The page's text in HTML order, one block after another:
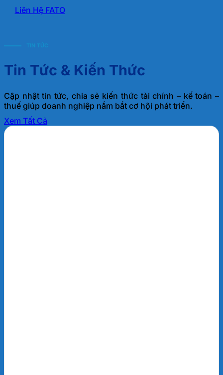
Liên Hệ FATO
TIN TỨC
Tin Tức & Kiến Thức
Cập nhật tin tức, chia sẻ kiến thức tài chính – kế toán –
thuế giúp doanh nghiệp nắm bắt cơ hội phát triển.
Xem Tất Cả